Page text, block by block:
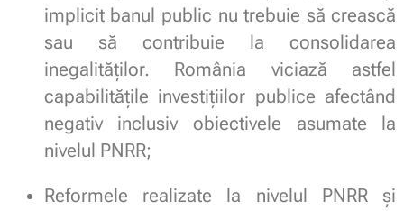
implicit banul public nu trebuie să crească
sau să contribuie la consolidarea
inegalităților. România viciază astfel
capabilitățile investițiilor publice afectând
negativ inclusiv obiectivele asumate la
nivelul PNRR;
Reformele realizate la nivelul PNRR și